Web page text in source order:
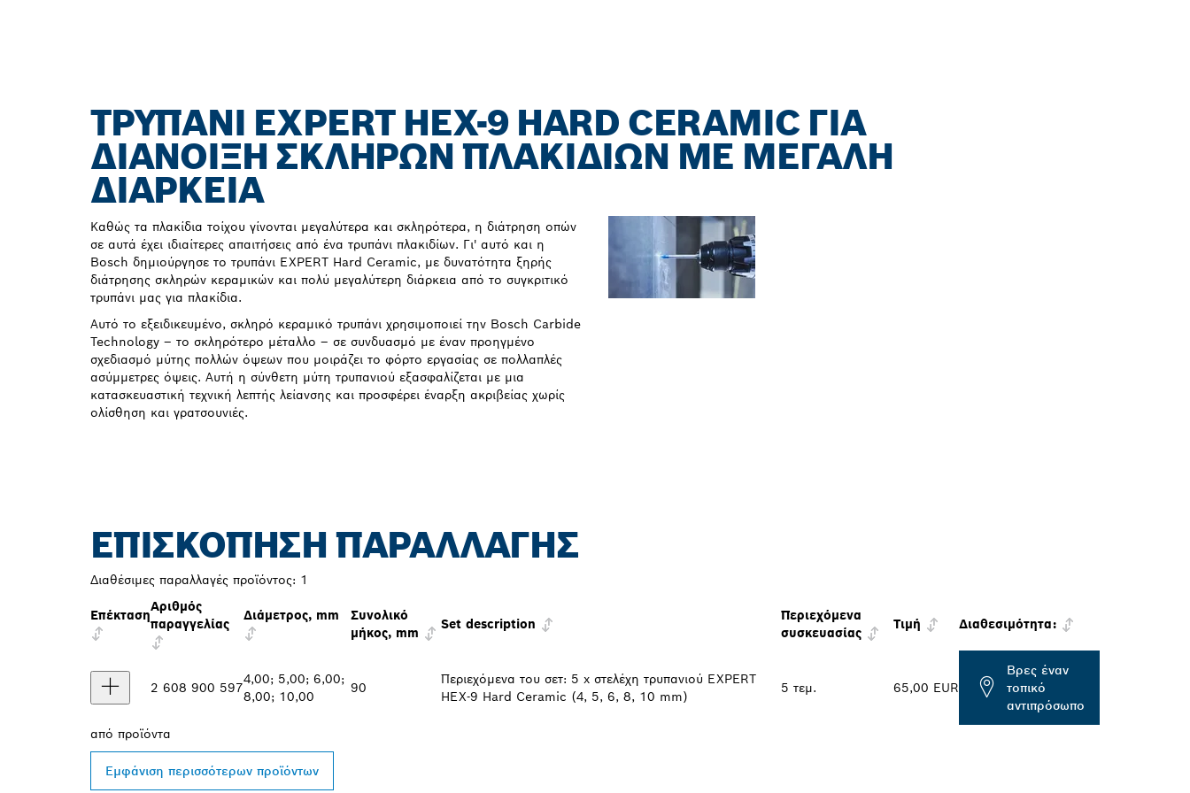
ΤΡΥΠΆΝΙ EXPERT HEX-9 HARD CERAMIC ΓΙΑ
ΔΙΆΝΟΙΞΗ ΣΚΛΗΡΏΝ ΠΛΑΚΙΔΊΩΝ ΜΕ ΜΕΓΆΛΗ
ΔΙΆΡΚΕΙΑ
Καθώς τα πλακίδια τοίχου γίνονται μεγαλύτερα και σκληρότερα, η διάτρηση οπών
σε αυτά έχει ιδιαίτερες απαιτήσεις από ένα τρυπάνι πλακιδίων. Γι' αυτό και η
Bosch δημιούργησε το τρυπάνι EXPERT Hard Ceramic, με δυνατότητα ξηρής
διάτρησης σκληρών κεραμικών και πολύ μεγαλύτερη διάρκεια από το συγκριτικό
τρυπάνι μας για πλακίδια.
Αυτό το εξειδικευμένο, σκληρό κεραμικό τρυπάνι χρησιμοποιεί την Bosch Carbide
Technology – το σκληρότερο μέταλλο – σε συνδυασμό με έναν προηγμένο
σχεδιασμό μύτης πολλών όψεων που μοιράζει το φόρτο εργασίας σε πολλαπλές
ασύμμετρες όψεις. Αυτή η σύνθετη μύτη τρυπανιού εξασφαλίζεται με μια
κατασκευαστική τεχνική λεπτής λείανσης και προσφέρει έναρξη ακριβείας χωρίς
ολίσθηση και γρατσουνιές.
ΕΠΙΣΚΌΠΗΣΗ ΠΑΡΑΛΛΑΓΉΣ
Διαθέσιμες παραλλαγές προϊόντος: 1
Επέκταση
Αριθμός
παραγγελίας
Διάμετρος, mm
Συνολικό
μήκος, mm
Set description
Περιεχόμενα
συσκευασίας
Τιμή Διαθεσιμότητα:
2 608 900 597
4,00; 5,00; 6,00;
8,00; 10,00
90
Περιεχόμενα του σετ: 5 x στελέχη τρυπανιού EXPERT
HEX-9 Hard Ceramic (4, 5, 6, 8, 10 mm)
5 τεμ. 65,00 EUR
Βρες έναν
τοπικό
αντιπρόσωπο
από προϊόντα
Εμφάνιση περισσότερων προϊόντων